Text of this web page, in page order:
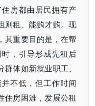
房都由居民拥有产
则租、能购才购。现
其重要目的是，在帮
，引导形成先租后
体如新就业职工、
不低，但工作时间
住房困难，发展公租